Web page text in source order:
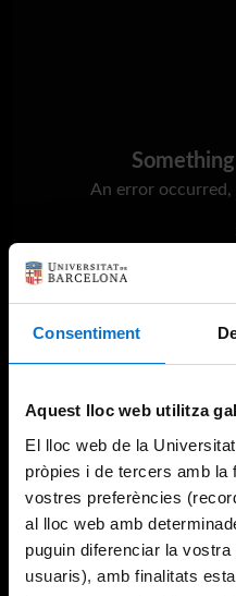
Consentiment
Aquest lloc web utilitza
El lloc web de la
pròpies i de tercers amb la
vostres preferències
al lloc web amb
puguin diferenciar la vostra
usuaris), amb finalitats
An error occurred,